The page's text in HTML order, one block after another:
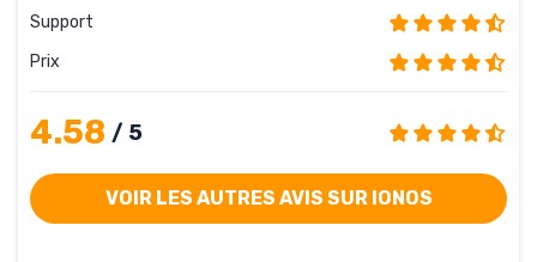
Support
Prix
4.58 / 5
VOIR LES AUTRES AVIS SUR IONOS